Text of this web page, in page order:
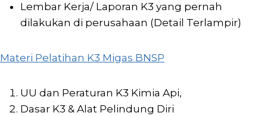
Lembar Kerja/ Laporan K3 yang pernah
dilakukan di perusahaan (Detail Terlampir)
Materi Pelatihan K3 Migas BNSP
UU dan Peraturan K3 Kimia Api,
Dasar K3 & Alat Pelindung Diri